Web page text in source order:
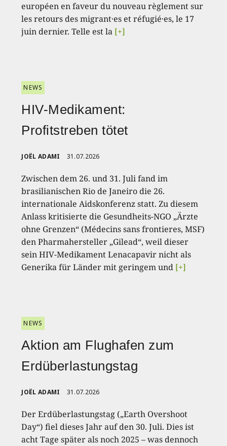
européen en faveur du nouveau règlement sur
les retours des migrant·es et réfugié·es, le 17
juin dernier. Telle est la [+]
NEWS
HIV-Medikament:
Profitstreben tötet
JOËL ADAMI 31.07.2026
Zwischen dem 26. und 31. Juli fand im
brasilianischen Rio de Janeiro die 26.
internationale Aidskonferenz statt. Zu diesem
Anlass kritisierte die Gesundheits-NGO „Ärzte
ohne Grenzen“ (Médecins sans frontieres, MSF)
den Pharmahersteller „Gilead“, weil dieser
sein HIV-Medikament Lenacapavir nicht als
Generika für Länder mit geringem und [+]
NEWS
Aktion am Flughafen zum
Erdüberlastungstag
JOËL ADAMI 31.07.2026
Der Erdüberlastungstag („Earth Overshoot
Day“) fiel dieses Jahr auf den 30. Juli. Dies ist
acht Tage später als noch 2025 – was dennoch